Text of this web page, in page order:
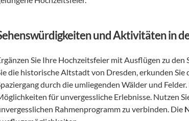
und Aktivitäten in
Sie Ihre Hochzeitsfeier mit Ausflügen zu
die historische Altstadt von Dresden, erkunden Sie
durch die umliegenden Wälder und
für unvergessliche Erlebnisse. Nutzen
Rahmenprogramm zu verbinden. Die